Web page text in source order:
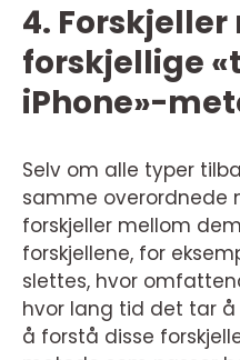
4.
forskjellige
iPhone»-
Selv om alle typer
samme overordnede
forskjeller mellom
forskjellene, for
slettes, hvor
hvor lang tid det tar å
å forstå disse